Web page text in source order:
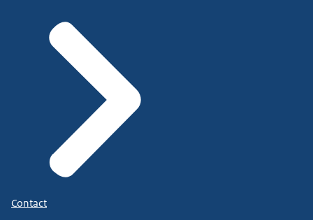
Contact